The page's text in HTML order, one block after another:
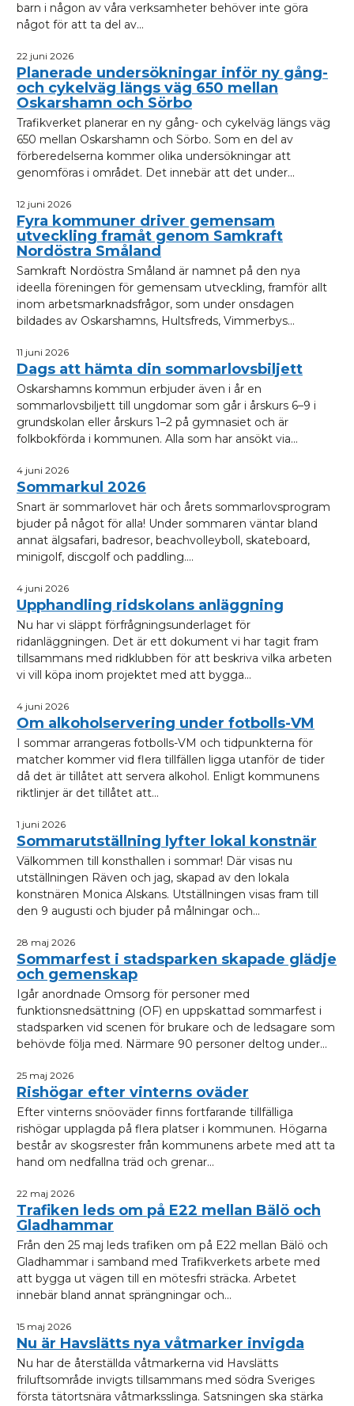
barn i någon av våra verksamheter behöver inte göra
något för att ta del av...
22 juni 2026
Planerade undersökningar inför ny gång-
och cykelväg längs väg 650 mellan
Oskarshamn och Sörbo
Trafikverket planerar en ny gång- och cykelväg längs väg
650 mellan Oskarshamn och Sörbo. Som en del av
förberedelserna kommer olika undersökningar att
genomföras i området. Det innebär att det under...
12 juni 2026
Fyra kommuner driver gemensam
utveckling framåt genom Samkraft
Nordöstra Småland
Samkraft Nordöstra Småland är namnet på den nya
ideella föreningen för gemensam utveckling, framför allt
inom arbetsmarknadsfrågor, som under onsdagen
bildades av Oskarshamns, Hultsfreds, Vimmerbys...
11 juni 2026
Dags att hämta din sommarlovsbiljett
Oskarshamns kommun erbjuder även i år en
sommarlovsbiljett till ungdomar som går i årskurs 6–9 i
grundskolan eller årskurs 1–2 på gymnasiet och är
folkbokförda i kommunen. Alla som har ansökt via...
4 juni 2026
Sommarkul 2026
Snart är sommarlovet här och årets sommarlovsprogram
bjuder på något för alla! Under sommaren väntar bland
annat älgsafari, badresor, beachvolleyboll, skateboard,
minigolf, discgolf och paddling....
4 juni 2026
Upphandling ridskolans anläggning
Nu har vi släppt förfrågningsunderlaget för
ridanläggningen. Det är ett dokument vi har tagit fram
tillsammans med ridklubben för att beskriva vilka arbeten
vi vill köpa inom projektet med att bygga...
4 juni 2026
Om alkoholservering under fotbolls-VM
I sommar arrangeras fotbolls-VM och tidpunkterna för
matcher kommer vid flera tillfällen ligga utanför de tider
då det är tillåtet att servera alkohol. Enligt kommunens
riktlinjer är det tillåtet att...
1 juni 2026
Sommarutställning lyfter lokal konstnär
Välkommen till konsthallen i sommar! Där visas nu
utställningen Räven och jag, skapad av den lokala
konstnären Monica Alskans. Utställningen visas fram till
den 9 augusti och bjuder på målningar och...
28 maj 2026
Sommarfest i stadsparken skapade glädje
och gemenskap
Igår anordnade Omsorg för personer med
funktionsnedsättning (OF) en uppskattad sommarfest i
stadsparken vid scenen för brukare och de ledsagare som
behövde följa med. Närmare 90 personer deltog under...
25 maj 2026
Rishögar efter vinterns oväder
Efter vinterns snöoväder finns fortfarande tillfälliga
rishögar upplagda på flera platser i kommunen. Högarna
består av skogsrester från kommunens arbete med att ta
hand om nedfallna träd och grenar...
22 maj 2026
Trafiken leds om på E22 mellan Bälö och
Gladhammar
Från den 25 maj leds trafiken om på E22 mellan Bälö och
Gladhammar i samband med Trafikverkets arbete med
att bygga ut vägen till en mötesfri sträcka. Arbetet
innebär bland annat sprängningar och...
15 maj 2026
Nu är Havslätts nya våtmarker invigda
Nu har de återställda våtmarkerna vid Havslätts
friluftsområde invigts tillsammans med södra Sveriges
första tätortsnära våtmarksslinga. Satsningen ska stärka